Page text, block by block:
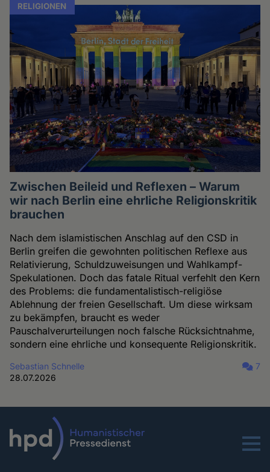
RELIGIONEN
Zwischen Beileid und Reflexen – Warum
wir nach Berlin eine ehrliche Religionskritik
brauchen
Nach dem islamistischen Anschlag auf den CSD in
Berlin greifen die gewohnten politischen Reflexe aus
Relativierung, Schuldzuweisungen und Wahlkampf-
Spekulationen. Doch das fatale Ritual verfehlt den Kern
des Problems: die fundamentalistisch-religiöse
Ablehnung der freien Gesellschaft. Um diese wirksam
zu bekämpfen, braucht es weder
Pauschalverurteilungen noch falsche Rücksichtnahme,
sondern eine ehrliche und konsequente Religionskritik.
Sebastian Schnelle
28.07.2026
7
Menu